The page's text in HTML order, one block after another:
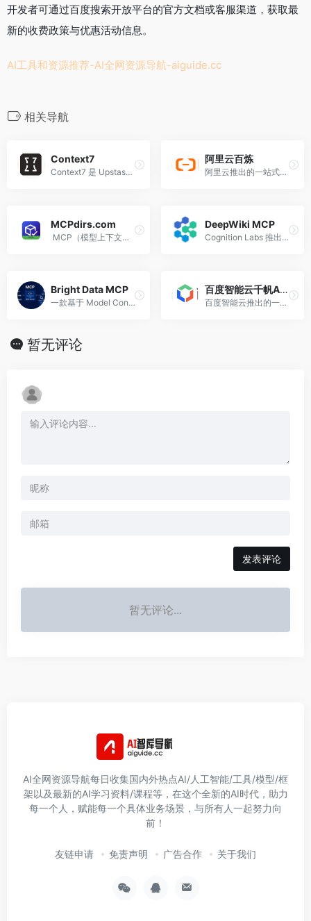
开发者可通过百度搜索开放平台的官方文档或客服渠道，获取最
新的收费政策与优惠活动信息。
AI工具和资源推荐-AI全网资源导航-aiguide.cc
相关导航
Context7
Context7 是 Upstash 推出的...
阿里云百炼
阿里云推出的一站式大模型开发与服务平台
MCPdirs.com
MCP（模型上下文协议）生态中专注于资源筛选与质量认证的导航平台
DeepWiki MCP
Cognition Labs 推出的一款基于MCP的服务工具
Bright Data MCP
一款基于 Model Context Protocol（MCP）的实时网络数据抓取工具
百度智能云千帆AppBuilder
百度智能云推出的一站式企业级大模型应用开发平台
暂无评论
发表评论
暂无评论...
AI全网资源导航每日收集国内外热点AI/人工智能/工具/模型/框
架以及最新的AI学习资料/课程等，在这个全新的AI时代，助力
每一个人，赋能每一个具体业务场景，与所有人一起努力向
前！
友链申请 免责声明 广告合作 关于我们